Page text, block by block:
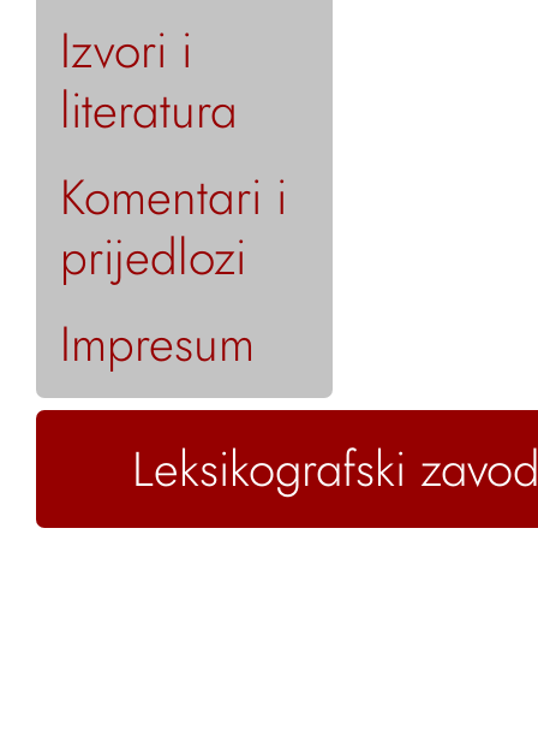
Izvori i
literatura
Komentari i
prijedlozi
Impresum
Leksikografski